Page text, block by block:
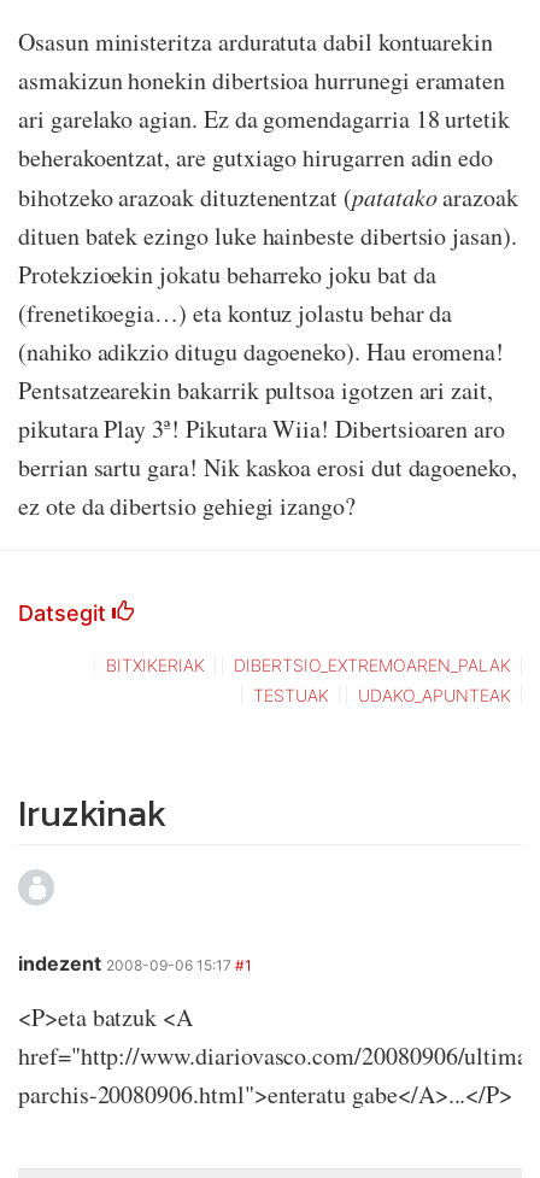
Osasun ministeritza arduratuta dabil kontuarekin
asmakizun honekin dibertsioa hurrunegi eramaten
ari garelako agian. Ez da gomendagarria 18 urtetik
beherakoentzat, are gutxiago hirugarren adin edo
bihotzeko arazoak dituztenentzat (patatakoarazoak
dituen batek ezingo luke hainbeste dibertsio jasan).
Protekzioekin jokatu beharreko joku bat da
(frenetikoegia…) eta kontuz jolastu behar da
(nahiko adikzio ditugu dagoeneko). Hau eromena!
Pentsatzearekin bakarrik pultsoa igotzen ari zait,
pikutara Play 3ª! Pikutara Wiia! Dibertsioaren aro
berrian sartu gara! Nik kaskoa erosi dut dagoeneko,
ez ote da dibertsio gehiegi izango?
Datsegit
BITXIKERIAK
DIBERTSIO_EXTREMOAREN_PALAK
TESTUAK
UDAKO_APUNTEAK
Iruzkinak
indezent 2008-09-06 15:17 #1
<P>eta batzuk <A
href="http://www.diariovasco.com/20080906/ultima/
parchis-20080906.html">enteratu gabe</A>...</P>